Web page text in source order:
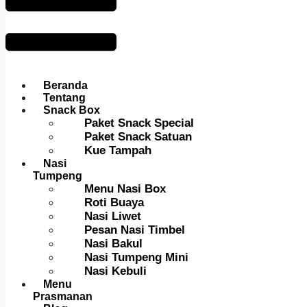
Beranda
Tentang
Snack Box
Paket Snack Special
Paket Snack Satuan
Kue Tampah
Nasi
Tumpeng
Menu Nasi Box
Roti Buaya
Nasi Liwet
Pesan Nasi Timbel
Nasi Bakul
Nasi Tumpeng Mini
Nasi Kebuli
Menu
Prasmanan